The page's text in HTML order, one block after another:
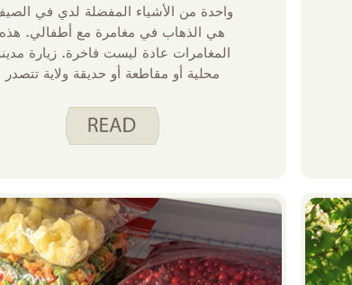
واحدة من الأشياء المفضلة لدي في
هي الذهاب في مغامرة مع أطفالي. هذه
المغامرات عادة ليست فاخرة. زيارة
محلية أو مقاطعة أو حديقة ولاية تتصدر
تجهيز الأغراض لهذه الرحلات العفوية. تعبئة
نسخة نزهة من لوح الوجبات الخفيفة يجعل